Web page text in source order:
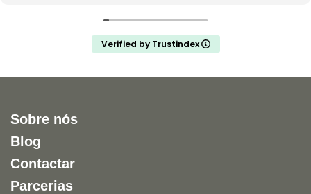
A Rewilding Portugal mostra que este é o futuro do
turismo de natureza e da conservação. Depois desta
experiência, a comparação com os jardins zoológicos
conhecimento e a proteção da vida selvagem,
entretenimento humano.
Uma experiência inspiradora, autêntica e altamente
recomendável para quem quer conhecer a natureza
de forma ética e responsável.
Verified by Trustindex
Sobre nós
Blog
Contactar
Parcerias